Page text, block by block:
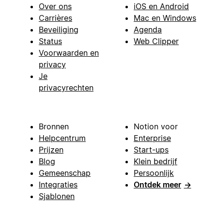
Over ons
Carrières
Beveiliging
Status
Voorwaarden en
privacy
Je
privacyrechten
iOS en Android
Mac en Windows
Agenda
Web Clipper
Bronnen
Helpcentrum
Prijzen
Blog
Gemeenschap
Integraties
Sjablonen
Notion voor
Enterprise
Start-ups
Klein bedrijf
Persoonlijk
Ontdek meer →